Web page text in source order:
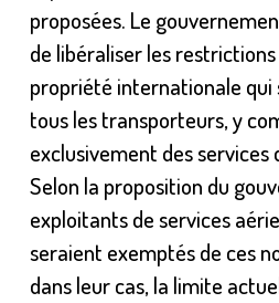
proposées. Le
de libéraliser les
propriété internationale qui
tous les transporteurs, y
exclusivement des
Selon la proposition du
exploitants de services
seraient exemptés de ces
dans leur cas, la limite